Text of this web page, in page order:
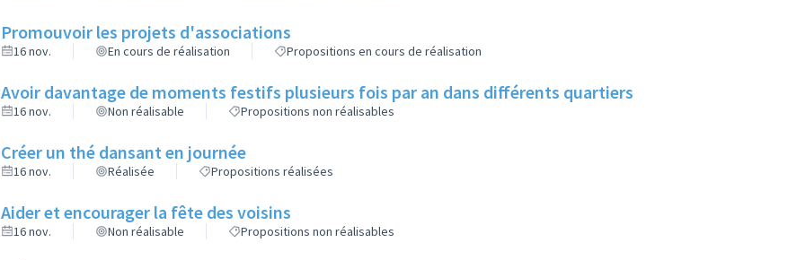
Promouvoir les projets d'associations
16 nov. En cours de réalisation Propositions en cours de réalisation
Avoir davantage de moments festifs plusieurs fois par an dans différents quartiers
16 nov. Non réalisable Propositions non réalisables
Créer un thé dansant en journée
16 nov. Réalisée Propositions réalisées
Aider et encourager la fête des voisins
16 nov. Non réalisable Propositions non réalisables